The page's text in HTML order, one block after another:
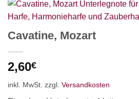
Cavatine, Mozart
2,60€
inkl. MwSt. zzgl. Versandkosten